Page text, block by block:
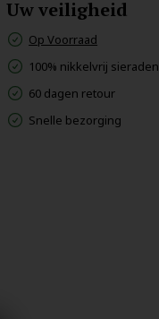
Uw veiligheid
Op Voorraad
100% nikkelvrij sieraden
60 dagen retour
Snelle bezorging